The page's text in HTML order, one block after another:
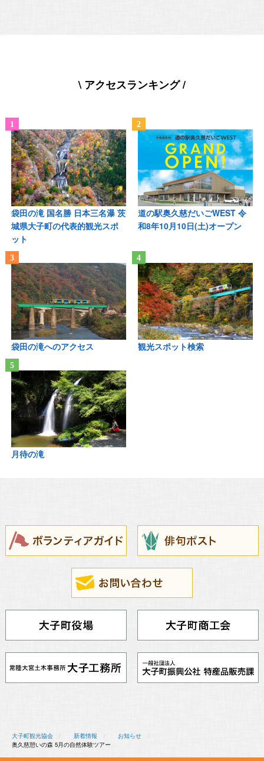
\ アクセスランキング /
袋田の滝 国名勝 日本三名瀑 茨
城県大子町の代表的観光スポ
ット
道の駅奥久慈だいごWEST 令
和8年10月10日(土)オープン
袋田の滝へのアクセス 観光スポット検索
月待の滝
大子町観光協会 新着情報
お知らせ
奥久慈憩いの森 5月の自然体験ツアー